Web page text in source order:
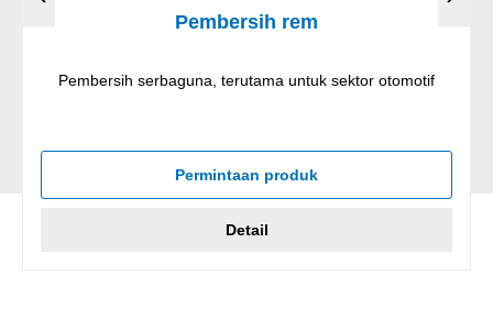
Pembersih rem
Pembersih serbaguna, terutama untuk sektor otomotif
Permintaan produk
Detail